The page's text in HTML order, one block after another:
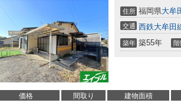
住所 福岡県大牟
交通 西鉄大牟田
築年 築55年 階
価格 間取り 建物面積